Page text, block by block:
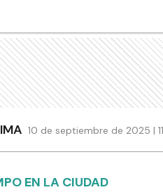
10 de septiembre de 2025 |
EN LA CIUDAD